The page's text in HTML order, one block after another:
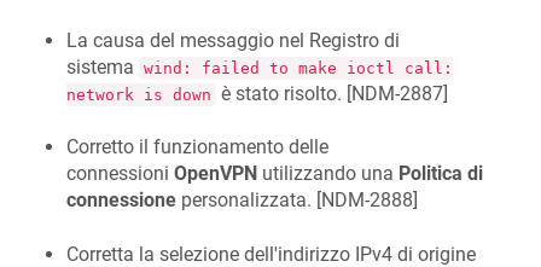
La causa del messaggio nel Registro di
sistema wind: failed to make ioctl call:
network is down è stato risolto. [NDM-2887]
Corretto il funzionamento delle
connessioni OpenVPN utilizzando una Politica di
connessione personalizzata. [NDM-2888]
Corretta la selezione dell'indirizzo IPv4 di origine